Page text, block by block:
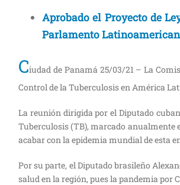
Aprobado el Proyecto de
Parlamento
Ciudad de Panamá 25/03/21 – La
Control de la Tuberculosis en América
La reunión dirigida por el Diputado
Tuberculosis (TB), marcado anualmente
acabar con la epidemia mundial de esta
Por su parte, el Diputado brasileño
salud en la región, pues la pandemia por